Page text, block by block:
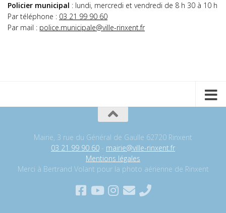
Policier municipal : lundi, mercredi et vendredi de 8 h 30 à 10 h
Par téléphone : 03 21 99 90 60
Par mail : police.municipale@ville-rinxent.fr
Mairie, 3 rue du Général de Gaulle 62720 Rinxent
03 21 99 90 60 - mairie@ville-rinxent.fr
Mentions légales
Merci à Bertrand Volant pour la photo aérienne de Rinxent